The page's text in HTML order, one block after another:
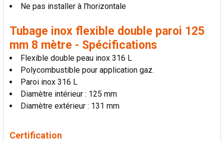
Ne pas installer à l’horizontale
Tubage inox flexible double paroi 125
mm 8 mètre - Spécifications
Flexible double peau inox 316 L
Polycombustible pour application gaz.
Paroi inox 316 L
Diamètre intérieur : 125 mm
Diamètre extérieur : 131 mm
Certification